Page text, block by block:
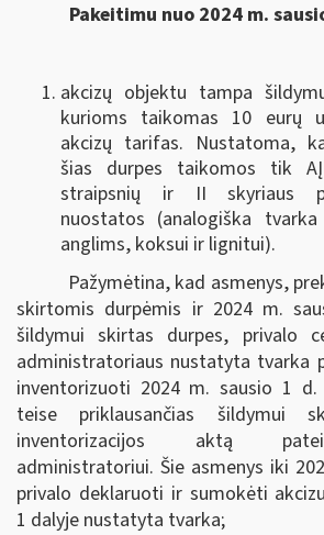
Pakeitimu nuo 2024 m.
akcizų objektu tampa
kurioms taikomas 10 eurų
akcizų tarifas. Nustatoma,
šias durpes taikomos tik
straipsnių ir II skyriaus
nuostatos (analogiška
anglims, koksui ir lignitui).
Pažymėtina, kad asmenys,
skirtomis durpėmis ir 2024 m.
šildymui skirtas durpes, privalo
administratoriaus nustatyta tvarka
inventorizuoti 2024 m. sausio 1 d.
teise priklausančias šildymui
inventorizacijos aktą
administratoriui. Šie asmenys iki
privalo deklaruoti ir sumokėti
1 dalyje nustatyta tvarka;